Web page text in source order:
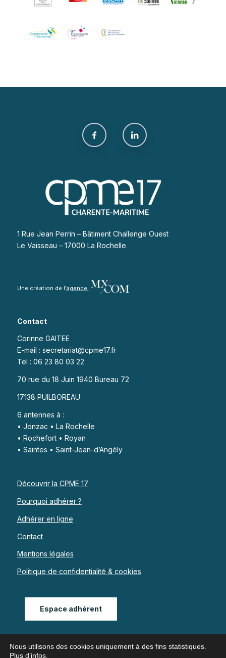
1 Rue Jean Perrin – Bâtiment Challenge Ouest
Le Vaisseau – 17000 La Rochelle
Une création de l’agence
Contact
Corinne GAITEE
E-mail : secretariat@cpme17.fr
Tel : 06 23 80 03 22
70 rue du 18 Juin 1940 Bureau 72
17138 PUILBOREAU
6 antennes à :
• Jonzac • La Rochelle
• Rochefort • Royan
• Saintes • Saint-Jean-d’Angély
Découvrir la CPME 17
Pourquoi adhérer ?
Adhérer en ligne
Contact
Mentions légales
Politique de confidentialité & cookies
Espace adhérent
Nous utilisons des cookies uniquement à des fins statistiques.
Plus d’infos